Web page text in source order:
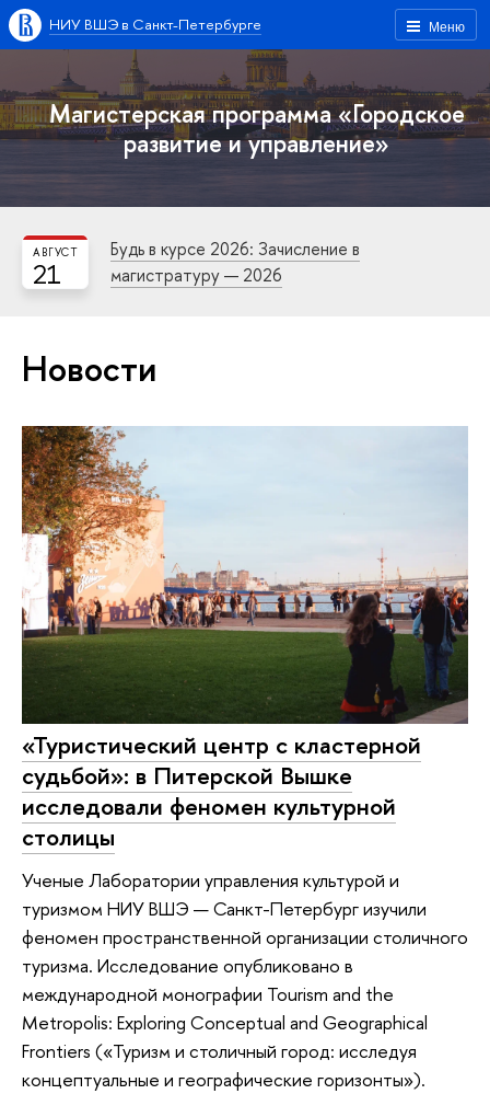
Меню
НИУ ВШЭ в Санкт-Петербурге
Магистерская программа «Городское
развитие и управление»
21
АВГУСТ
Будь в курсе 2026: Зачисление в
магистратуру — 2026
Новости
«Туристический центр с кластерной
судьбой»: в Питерской Вышке
исследовали феномен культурной
столицы
Ученые Лаборатории управления культурой и
туризмом НИУ ВШЭ — Санкт-Петербург изучили
феномен пространственной организации столичного
туризма. Исследование опубликовано в
международной монографии Tourism and the
Metropolis: Exploring Conceptual and Geographical
Frontiers («Туризм и столичный город: исследуя
концептуальные и географические горизонты»).